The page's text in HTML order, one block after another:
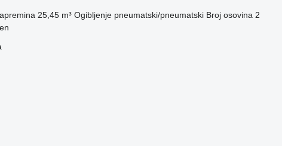
25,45 m³ Ogibljenje pneumatski/pneumatski Broj osovina 2